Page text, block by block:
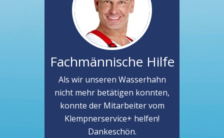
Fachmännische Hilfe
Als wir unseren Wasserhahn
nicht mehr betätigen konnten,
konnte der Mitarbeiter vom
Klempnerservice+ helfen!
Dankeschön.